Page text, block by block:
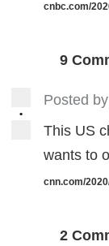
cnbc.com/
9
•
Posted by
This US
wants to
cnn.com/
2